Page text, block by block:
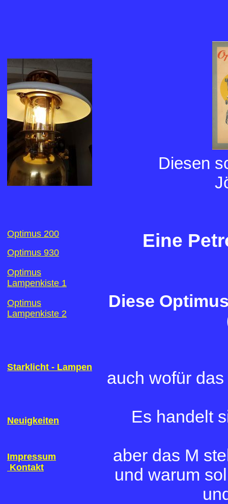
Optimus 200
Optimus 930
Optimus
Lampenkiste 1
Optimus
Lampenkiste 2
Starklicht - Lampen
Neuigkeiten
Impressum
Kontakt
Diesen
Eine
Diese
auch wofür
Es handelt
aber das M
und warum